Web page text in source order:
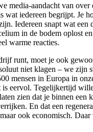
media-aandacht van over
wat iedereen begrijpt. Je
Iedereen snapt wat een
in de bodem oplost
warme reacties.
runt, moet je ook
niet klagen – we zijn
mensen in Europa in
is eervol. Tegelijkertijd
zien dat je binnen een
En dat een
ook economisch.